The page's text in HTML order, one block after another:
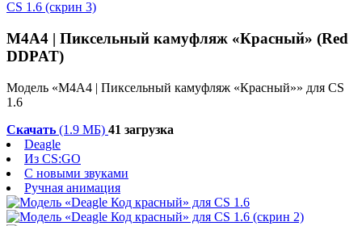
M4A4 | Пиксельный камуфляж «Красный» (Red
DDPAT)
Модель «M4A4 | Пиксельный камуфляж «Красный»» для CS
1.6
Скачать (1.9 МБ) 41 загрузка
Deagle
Из CS:GO
С новыми звуками
Ручная анимация